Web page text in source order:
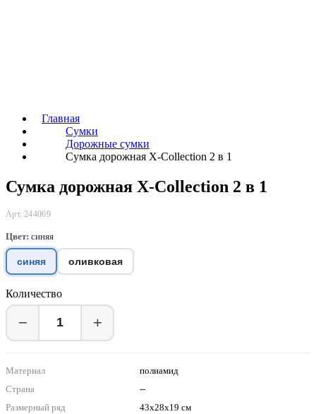
Главная
Сумки
Дорожные сумки
Сумка дорожная X-Collection 2 в 1
Сумка дорожная X-Collection 2 в 1
Арт. 244069
Цвет: синяя
синяя оливковая
Количество
− +
Материал
полиамид
Страна
--
Размерный ряд
43x28x19 см